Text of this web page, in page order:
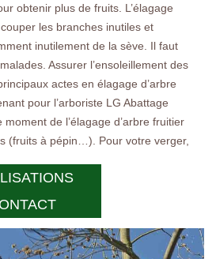
obtenir plus de fruits. L’élagage
les branches inutiles et
inutilement de la sève. Il faut
Assurer l’ensoleillement des
actes en élagage d’arbre
pour l’arboriste LG Abattage
de l’élagage d’arbre fruitier
(fruits à pépin…). Pour votre verger,